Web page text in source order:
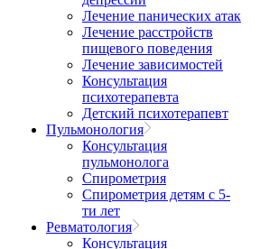
Лечение панических атак
Лечение расстройств
пищевого поведения
Лечение зависимостей
Консультация
психотерапевта
Детский психотерапевт
Пульмонология
Консультация
пульмонолога
Спирометрия
Спирометрия детям с 5-
ти лет
Ревматология
Консультация